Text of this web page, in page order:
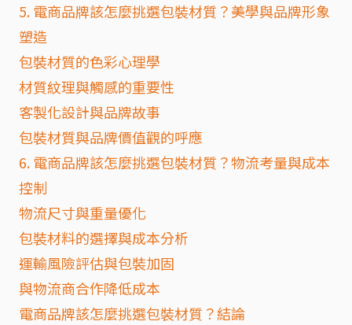
5. 電商品牌該怎麼挑選包裝材質？美學與品牌形象
塑造
包裝材質的色彩心理學
材質紋理與觸感的重要性
客製化設計與品牌故事
包裝材質與品牌價值觀的呼應
6. 電商品牌該怎麼挑選包裝材質？物流考量與成本
控制
物流尺寸與重量優化
包裝材料的選擇與成本分析
運輸風險評估與包裝加固
與物流商合作降低成本
電商品牌該怎麼挑選包裝材質？結論